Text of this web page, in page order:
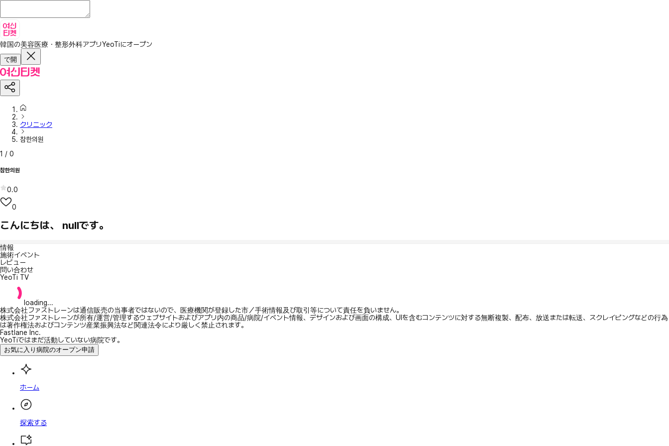
韓国の美容医療・整形外科アプリYeoTiにオープン
で開
クリニック
참한의원
1 / 0
참한의원
0.0
0
こんにちは、 nullです。
情報
施術イベント
レビュー
問い合わせ
YeoTi TV
loading...
株式会社ファストレーンは通信販売の当事者ではないので、医療機関が登録した市／手術情報及び取引等について責任を負いません。
株式会社ファストレーンが所有/運営/管理するウェブサイトおよびアプリ内の商品/病院/イベント情報、デザインおよび画面の構成、UIを含むコンテンツに対する無断複製、配布、放送または転送、スクレイピングなどの行為
は著作権法およびコンテンツ産業振興法など関連法令により厳しく禁止されます。
Fastlane Inc.
YeoTiではまだ活動していない病院です。
お気に入り病院のオープン申請
ホーム
探索する